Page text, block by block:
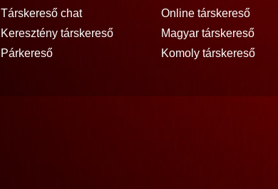
Társkereső chat
Keresztény társkereső
Párkereső
Online társkereső
Magyar társkereső
Komoly társkereső